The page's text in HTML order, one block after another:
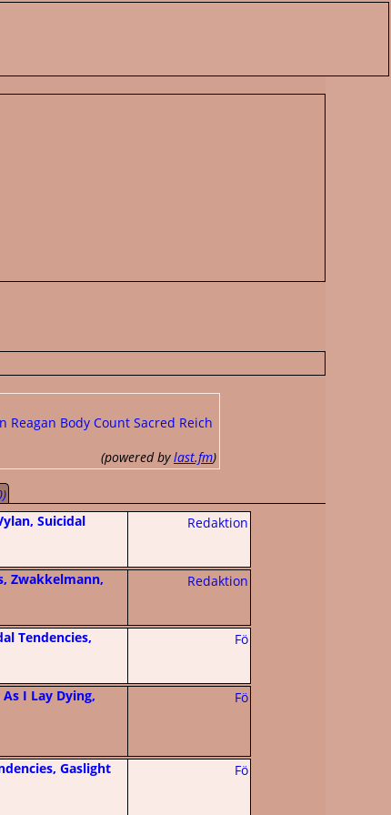
Reagan Body Count Sacred Reich
(powered bylast.fm)
Redaktion
Suicidal
Redaktion
Zwakkelmann,
Fö
Tendencies,
Fö
I Lay Dying,
Fö
Gaslight